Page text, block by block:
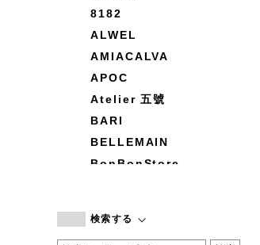
8182
ALWEL
AMIACALVA
APOC
Atelier 五號
BARI
BELLEMAIN
BonBonStore
by basics
検索する